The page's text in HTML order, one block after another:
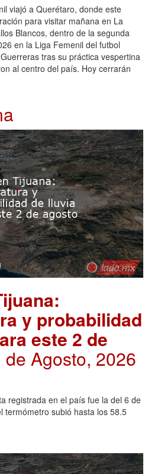
viajó a Querétaro, donde este
para visitar mañana en La
Blancos, dentro de la segunda
en la Liga Femenil del futbol
tras su práctica vespertina
al centro del país. Hoy cerrarán
y probabilidad
este 2 de
de Agosto, 2026
registrada en el país fue la del 6 de
termómetro subió hasta los 58.5